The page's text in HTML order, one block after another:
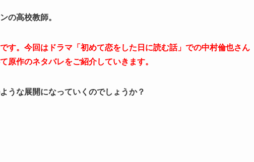
の高校教師。
す。今回はドラマ「初めて恋をした日に読む話」での中村倫也さん
原作のネタバレをご紹介していきます。
うな展開になっていくのでしょうか？